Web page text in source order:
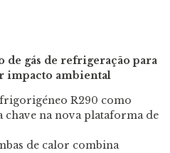
gás de refrigeração para
impacto ambiental
R290 como
chave na nova plataforma de
de calor combina